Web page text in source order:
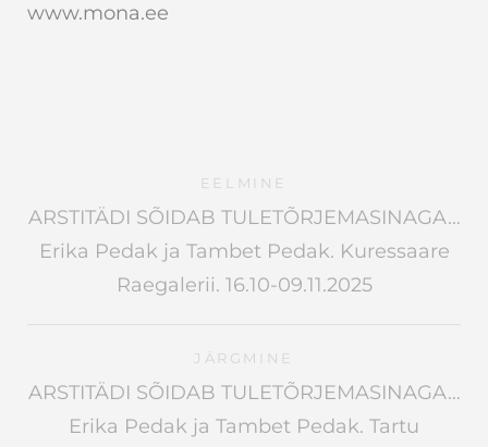
www.mona.ee
EELMINE
ARSTITÄDI SÕIDAB TULETÕRJEMASINAGA…
Erika Pedak ja Tambet Pedak. Kuressaare
Raegalerii. 16.10-09.11.2025
JÄRGMINE
ARSTITÄDI SÕIDAB TULETÕRJEMASINAGA…
Erika Pedak ja Tambet Pedak. Tartu